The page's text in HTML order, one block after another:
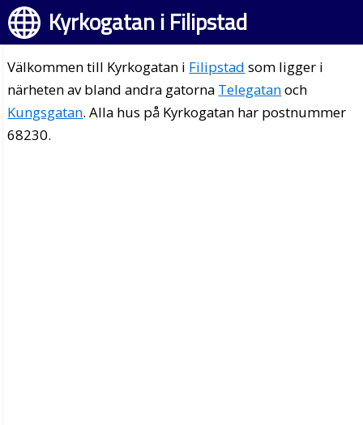
Kyrkogatan i Filipstad
Välkommen till Kyrkogatan i Filipstad som ligger i
närheten av bland andra gatorna Telegatanoch
Kungsgatan. Alla hus på Kyrkogatan har postnummer
68230.